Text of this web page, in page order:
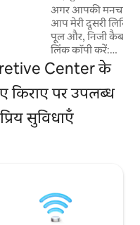
अगर आपकी मनचाही
आप मेरी दूसरी
पूल और, निजी कैबाना
लिंक कॉपी करें:
airbnb.com/rooms/
सपाट है/ बड़ी
अलग - अलग कमरों में
मेहमान ठहर सकते हैं।
लॉन्ड्री रूम,
Center के
किराए पर उपलब्ध
सुविधाएँ